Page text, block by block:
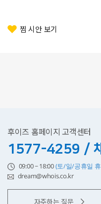
찜 시안 보기
후이즈 홈페이지 고객센터
1577-4259 /
09:00 ~ 18:00(토/일/공휴일
dream@whois.co.kr
자주하는 질문